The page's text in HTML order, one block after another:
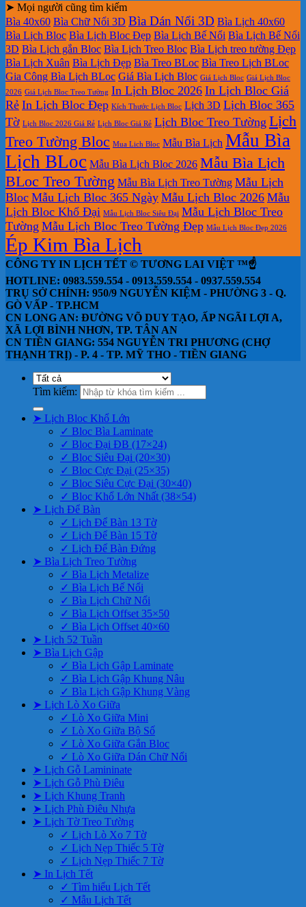
➤ Mọi người cũng tìm kiếm
Bìa 40x60 Bìa Chữ Nổi 3D Bìa Dán Nổi 3D Bìa Lịch 40x60
Bìa Lịch Bloc Bìa Lịch Bloc Đẹp Bìa Lịch Bế Nổi Bìa Lịch Bế Nổi
3D Bìa Lịch gắn Bloc Bìa Lịch Treo Bloc Bìa Lịch treo tường Đẹp
Bìa Lịch Xuân Bìa Lịch Đẹp Bìa Treo BLoc Bìa Treo Lịch BLoc
Gia Công Bìa Lịch BLoc Giá Bìa Lịch Bloc Giá Lịch Bloc Giá Lịch Bloc
2026 Giá Lịch Bloc Treo Tường In Lịch Bloc 2026 In Lịch Bloc Giá
Rẻ In Lịch Bloc Đẹp Kích Thước Lịch Bloc Lịch 3D Lịch Bloc 365
Tờ Lịch Bloc 2026 Giá Rẻ Lịch Bloc Giá Rẻ Lịch Bloc Treo Tường Lịch
Treo Tường Bloc Mua Lich Bloc Mẫu Bìa Lịch Mẫu Bìa
Lịch BLoc Mẫu Bìa Lịch Bloc 2026 Mẫu Bìa Lịch
BLoc Treo Tường Mẫu Bìa Lịch Treo Tường Mẫu Lịch
Bloc Mẫu Lịch Bloc 365 Ngày Mẫu Lịch Bloc 2026 Mẫu
Lịch Bloc Khổ Đại Mẫu Lịch Bloc Siêu Đại Mẫu Lịch Bloc Treo
Tường Mẫu Lịch Bloc Treo Tường Đẹp Mẫu Lịch Bloc Đẹp 2026
Ép Kim Bìa Lịch
CÔNG TY IN LỊCH TẾT © TƯƠNG LAI VIỆT ™☝️
HOTLINE: 0983.559.554 - 0913.559.554 - 0937.559.554
TRỤ SỞ CHÍNH: 950/9 NGUYỄN KIỆM - PHƯỜNG 3 - Q.
GÒ VẤP - TP.HCM
CN LONG AN: ĐƯỜNG VÕ DUY TẠO, ẤP NGÃI LỢI A,
XÃ LỢI BÌNH NHƠN, TP. TÂN AN
CN TIỀN GIANG: 554 NGUYỄN TRI PHƯƠNG (CHỢ
THẠNH TRỊ) - P. 4 - TP. MỸ THO - TIỀN GIANG
Tìm kiếm:
➤ Lịch Bloc Khổ Lớn
✓ Bloc Bìa Laminate
✓ Bloc Đại ĐB (17×24)
✓ Bloc Siêu Đại (20×30)
✓ Bloc Cực Đại (25×35)
✓ Bloc Siêu Cực Đại (30×40)
✓ Bloc Khổ Lớn Nhất (38×54)
➤ Lịch Để Bàn
✓ Lịch Để Bàn 13 Tờ
✓ Lịch Để Bàn 15 Tờ
✓ Lịch Để Bàn Đứng
➤ Bìa Lịch Treo Tường
✓ Bìa Lịch Metalize
✓ Bìa Lịch Bế Nổi
✓ Bìa Lịch Chữ Nổi
✓ Bìa Lịch Offset 35×50
✓ Bìa Lịch Offset 40×60
➤ Lịch 52 Tuần
➤ Bìa Lịch Gập
✓ Bìa Lịch Gập Laminate
✓ Bìa Lịch Gập Khung Nâu
✓ Bìa Lịch Gập Khung Vàng
➤ Lịch Lò Xo Giữa
✓ Lò Xo Giữa Mini
✓ Lò Xo Giữa Bộ Số
✓ Lò Xo Giữa Gắn Bloc
✓ Lò Xo Giữa Dán Chữ Nổi
➤ Lịch Gỗ Lamininate
➤ Lịch Gỗ Phù Điêu
➤ Lịch Khung Tranh
➤ Lịch Phù Điêu Nhựa
➤ Lịch Tờ Treo Tường
✓ Lịch Lò Xo 7 Tờ
✓ Lịch Nẹp Thiếc 5 Tờ
✓ Lịch Nẹp Thiếc 7 Tờ
➤ In Lịch Tết
✓ Tìm hiểu Lịch Tết
✓ Mẫu Lịch Tết